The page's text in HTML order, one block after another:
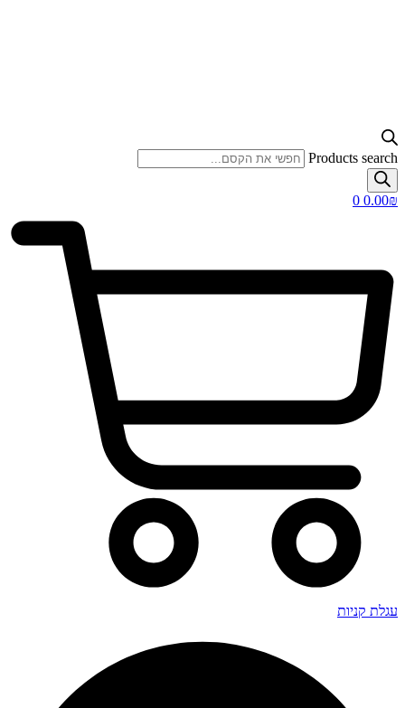
Products search
0.00₪
0
עגלת קניות